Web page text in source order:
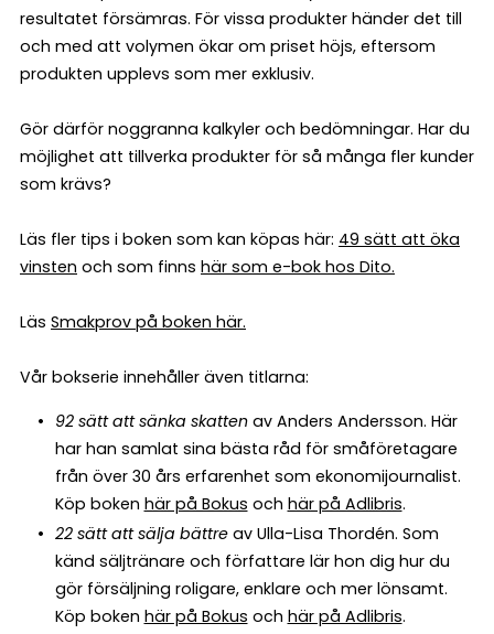
resultatet försämras. För vissa produkter händer det till
och med att volymen ökar om priset höjs, eftersom
produkten upplevs som mer exklusiv.
Gör därför noggranna kalkyler och bedömningar. Har du
möjlighet att tillverka produkter för så många fler kunder
som krävs?
Läs fler tips i boken som kan köpas här: 49 sätt att öka
vinsten och som finns här som e-bok hos Dito.
Läs Smakprov på boken här.
Vår bokserie innehåller även titlarna:
92 sätt att sänka skattenav Anders Andersson. Här
har han samlat sina bästa råd för småföretagare
från över 30 års erfarenhet som ekonomijournalist.
Köp boken här på Bokus och här på Adlibris.
22 sätt att sälja bättreav Ulla-Lisa Thordén. Som
känd säljtränare och författare lär hon dig hur du
gör försäljning roligare, enklare och mer lönsamt.
Köp boken här på Bokus och här på Adlibris.